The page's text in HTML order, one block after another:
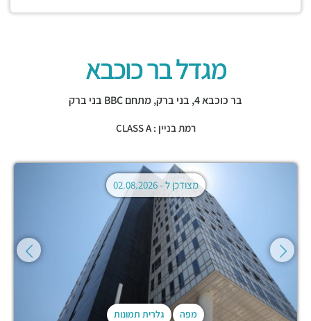
מגדל בר כוכבא
בר כוכבא 4, בני ברק,מתחם BBC בני ברק
רמת בניין : CLASS A
מפה גלרית תמונות
מצודכן ל -02.08.2026